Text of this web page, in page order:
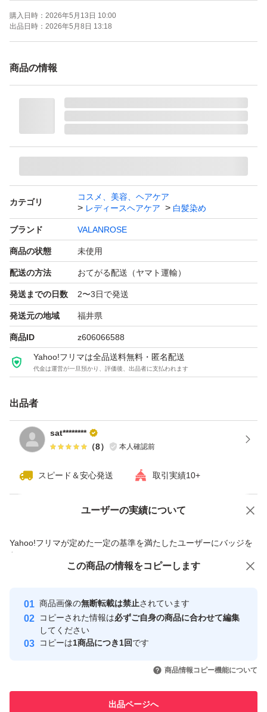
よろしくお願いいたします。
購入日時： 2026年5月13日 10:00
出品日時： 2026年5月8日 13:18
商品の情報
カテゴリ
コスメ、美容、ヘアケア
レディースヘアケア
白髪染め
ブランド VALANROSE
商品の状態 未使用
配送の方法 おてがる配送（ヤマト運輸）
発送までの日数 2〜3日で発送
発送元の地域 福井県
商品ID z606066588
Yahoo!フリマは全品送料無料・匿名配送
代金は運営が一旦預かり、評価後、出品者に支払われます
出品者
sat********
（8） 本人確認前
スピード＆安心発送 取引実績10+
ユーザーの実績について
Yahoo!フリマが定めた一定の基準を満たしたユーザーにバッジを
付与しています
安心取引出品者
心・安全なユーザーです
取引実績
引を完了させた実績があります
での取引実績があります
価格の相談 商品への質問
この商品の情報をコピーします
商品画像の無断転載は禁止されています
コピーされた情報は必ずご自身の商品に合わせて編集
してください
コピーは1商品につき1回です
商品情報コピー機能について
出品ページへ
この商品をみている人にオススメ